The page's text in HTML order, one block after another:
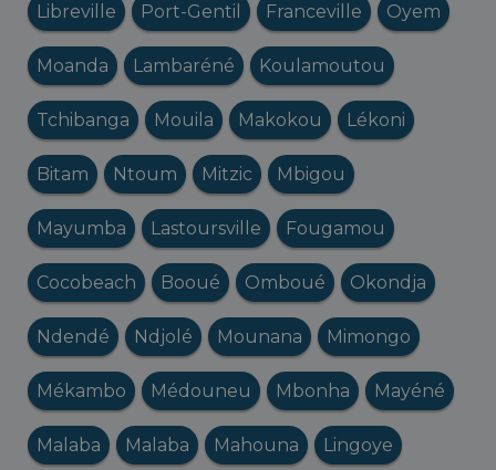
Libreville Port-Gentil Franceville Oyem
Moanda Lambaréné Koulamoutou
Tchibanga Mouila Makokou Lékoni
Bitam Ntoum Mitzic Mbigou
Mayumba Lastoursville Fougamou
Cocobeach Booué Omboué Okondja
Ndendé Ndjolé Mounana Mimongo
Mékambo Médouneu Mbonha Mayéné
Malaba Malaba Mahouna Lingoye